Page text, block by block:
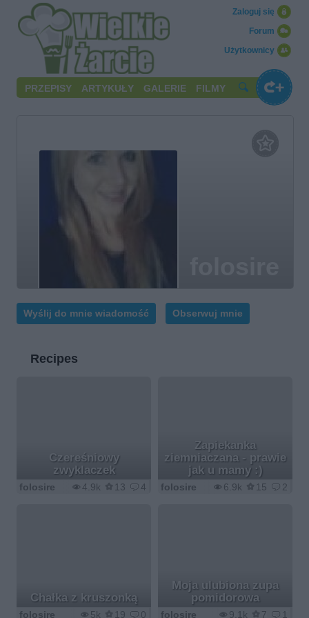
Użytkownicy
Forum
Zaloguj się
PRZEPISY ARTYKUŁY GALERIE FILMY
Wyślij do mnie wiadomość Obserwuj mnie
Recipes
Czereśniowy
zwyklaczek
4.9k 13 4
folosire
Zapiekanka
ziemniaczana - prawie
jak u mamy :)
6.9k 15 2
folosire
Chałka z kruszonką
5k 19 0
folosire
Moja ulubiona zupa
pomidorowa
9.1k 7 1
folosire